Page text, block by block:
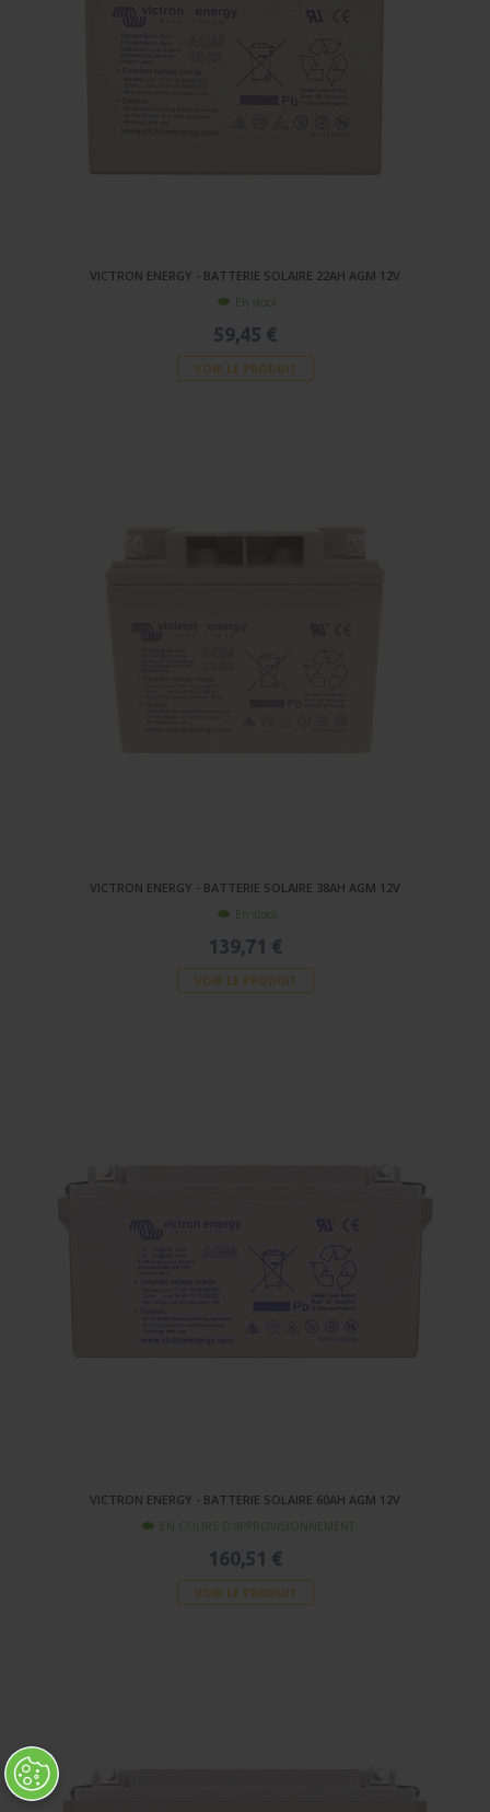
VICTRON ENERGY - BATTERIE SOLAIRE 22AH AGM 12V
En stock
59,45 €
VOIR LE PRODUIT
VICTRON ENERGY - BATTERIE SOLAIRE 38AH AGM 12V
En stock
139,71 €
VOIR LE PRODUIT
VICTRON ENERGY - BATTERIE SOLAIRE 60AH AGM 12V
EN COURS D'APPROVISIONNEMENT
160,51 €
VOIR LE PRODUIT